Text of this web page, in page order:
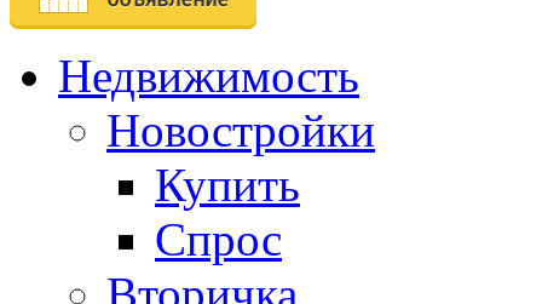
Недвижимость
Новостройки
Купить
Спрос
Вторичка